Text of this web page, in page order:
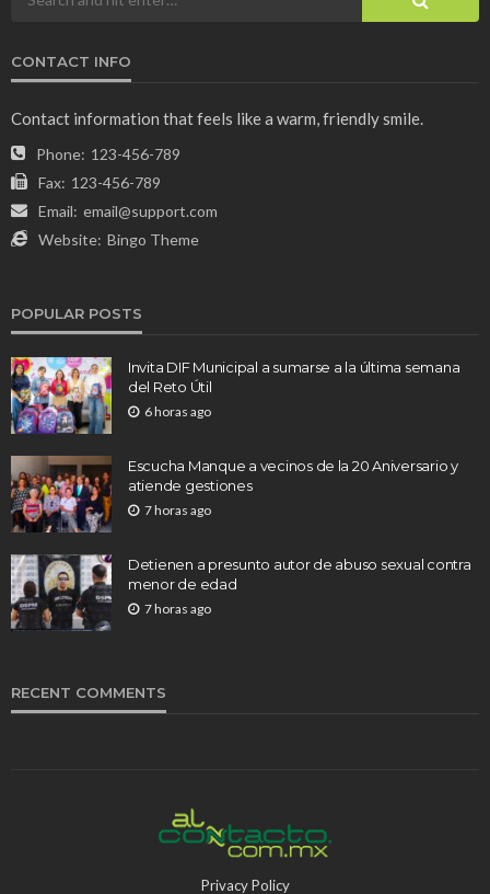
CONTACT INFO
Contact information that feels like a warm, friendly smile.
Phone: 123-456-789
Fax: 123-456-789
Email: email@support.com
Website: Bingo Theme
POPULAR POSTS
Invita DIF Municipal a sumarse a la última semana
del Reto Útil
6 horas ago
Escucha Manque a vecinos de la 20 Aniversario y
atiende gestiones
7 horas ago
Detienen a presunto autor de abuso sexual contra
menor de edad
7 horas ago
RECENT COMMENTS
Privacy Policy